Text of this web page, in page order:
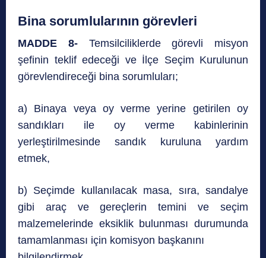
Bina sorumlularının görevleri
MADDE 8-Temsilciliklerde görevli misyon
şefinin teklif edeceği ve İlçe Seçim Kurulunun
görevlendireceği bina sorumluları;
a) Binaya veya oy verme yerine getirilen oy
sandıkları ile oy verme kabinlerinin
yerleştirilmesinde sandık kuruluna yardım
etmek,
b) Seçimde kullanılacak masa, sıra, sandalye
gibi araç ve gereçlerin temini ve seçim
malzemelerinde eksiklik bulunması durumunda
tamamlanması için komisyon başkanını